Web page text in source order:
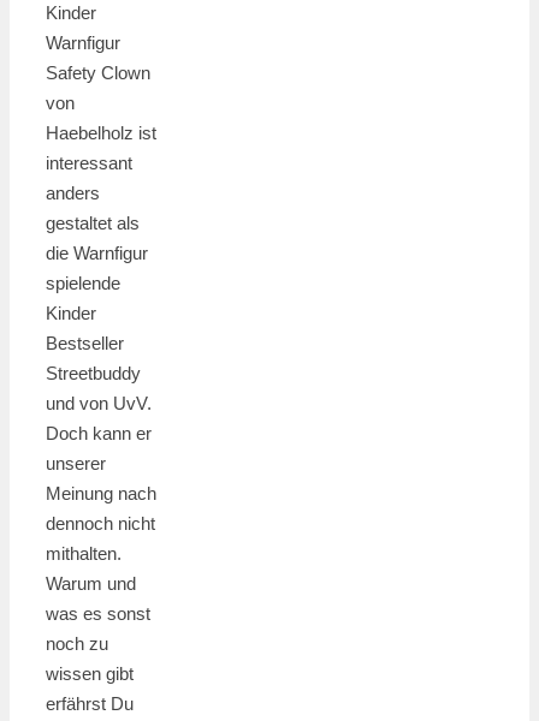
Kinder
Warnfigur
Safety Clown
von
Haebelholz ist
interessant
anders
gestaltet als
die Warnfigur
spielende
Kinder
Bestseller
Streetbuddy
und von UvV.
Doch kann er
unserer
Meinung nach
dennoch nicht
mithalten.
Warum und
was es sonst
noch zu
wissen gibt
erfährst Du